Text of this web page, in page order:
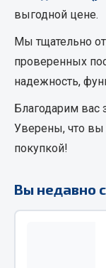
Кольца
Пробки
Пружины
Хомуты
Весь раздел
выгодной цене.
Мы тщательно
проверенных
надежность,
Благодарим вас
Уверены, что вы
покупкой!
Вы недавно